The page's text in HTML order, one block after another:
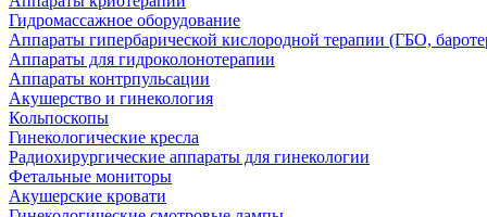
Гидромассажное оборудование
Аппараты гипербарической кислородной терапии (ГБО,
Аппараты для гидроколонотерапии
Аппараты контрпульсации
Акушерство и гинекология
Кольпоскопы
Гинекологические кресла
Радиохирургические аппараты для гинекологии
Фетальные мониторы
Акушерские кровати